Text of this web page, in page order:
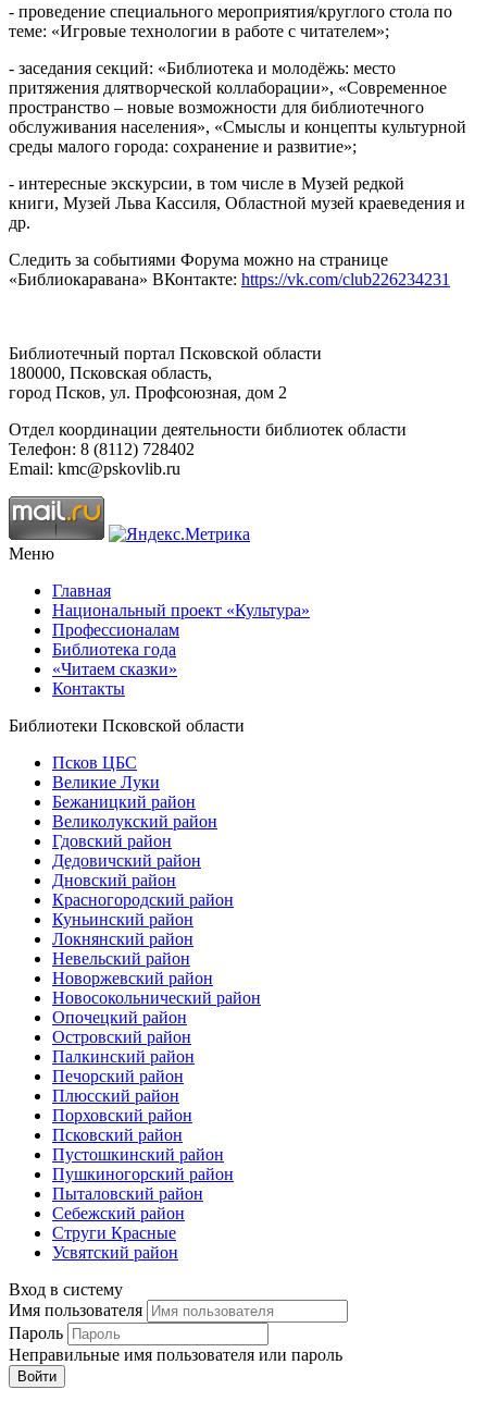
- проведение специального мероприятия/круглого стола по
теме: «Игровые технологии в работе с читателем»;
- заседания секций: «Библиотека и молодёжь: место
притяжения длятворческой коллаборации», «Современное
пространство – новые возможности для библиотечного
обслуживания населения», «Смыслы и концепты культурной
среды малого города: сохранение и развитие»;
- интересные экскурсии, в том числе в Музей редкой
книги, Музей Льва Кассиля, Областной музей краеведения и
др.
Следить за событиями Форума можно на странице
«Библиокаравана» ВКонтакте: https://vk.com/club226234231
Библиотечный портал Псковской области
180000, Псковская область,
город Псков, ул. Профсоюзная, дом 2
Отдел координации деятельности библиотек области
Телефон: 8 (8112) 728402
Email: kmc@pskovlib.ru
Меню
Главная
Национальный проект «Культура»
Профессионалам
Библиотека года
«Читаем сказки»
Контакты
Библиотеки Псковской области
Псков ЦБС
Великие Луки
Бежаницкий район
Великолукский район
Гдовский район
Дедовичский район
Дновский район
Красногородский район
Куньинский район
Локнянский район
Невельский район
Новоржевский район
Новосокольнический район
Опочецкий район
Островский район
Палкинский район
Печорский район
Плюсский район
Порховский район
Псковский район
Пустошкинский район
Пушкиногорский район
Пыталовский район
Себежский район
Струги Красные
Усвятский район
Вход в систему
Имя пользователя
Пароль
Неправильные имя пользователя или пароль
Войти